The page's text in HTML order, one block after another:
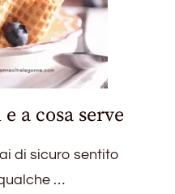
a cosa serve
di sicuro sentito
…